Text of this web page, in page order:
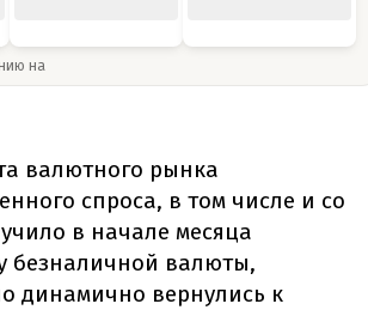
на
валютного рынка
спроса, в том числе и со
в начале месяца
безналичной валюты,
динамично вернулись к